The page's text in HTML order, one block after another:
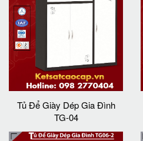
Tủ Để Giày Dép Gia Đình
TG-04